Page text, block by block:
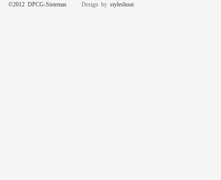
©2012 DPCG-Sistemas Design by styleshout